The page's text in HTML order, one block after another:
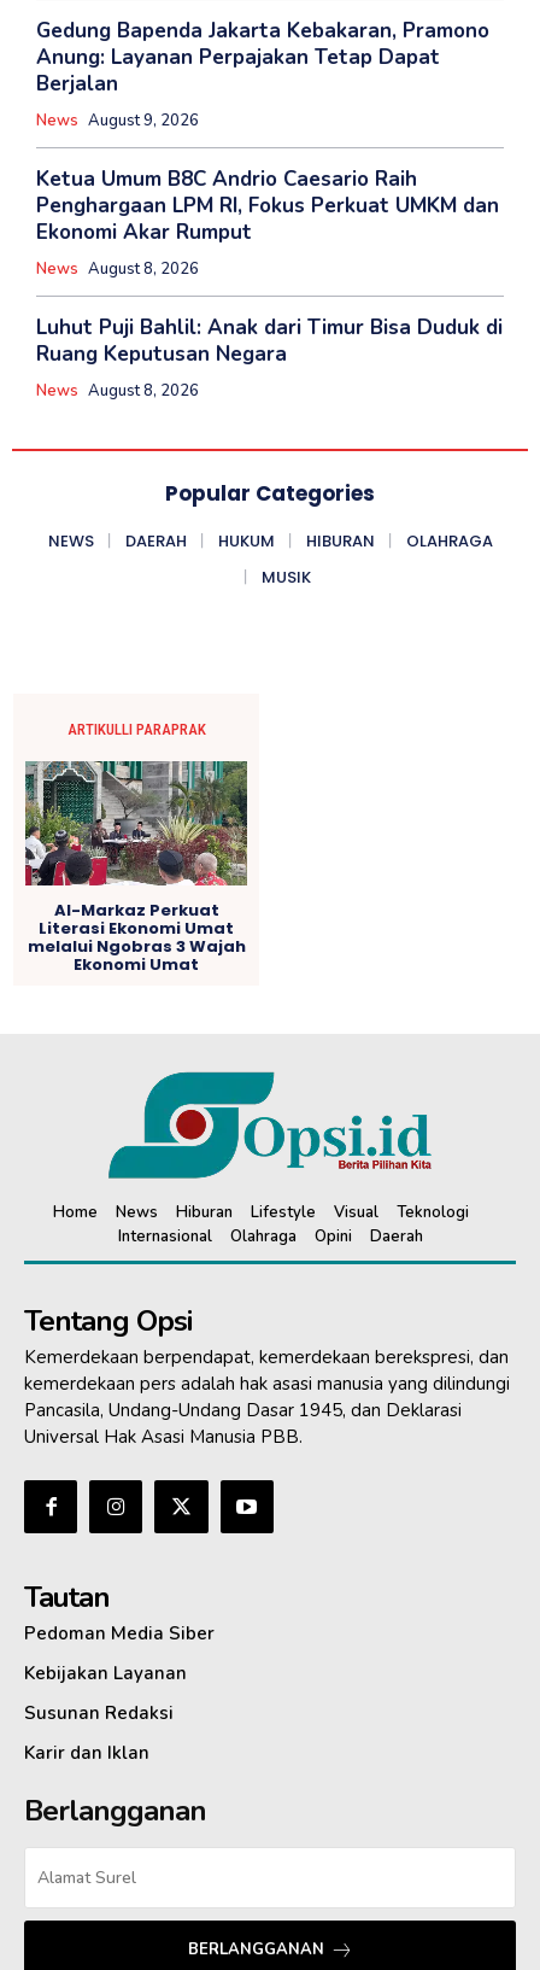
Home News Hiburan Lifestyle Visual
Teknologi
Internasional
Olahraga Opini Daerah
Tentang Opsi
Kemerdekaan berpendapat, kemerdekaan berekspresi, dan
kemerdekaan pers adalah hak asasi manusia yang dilindungi
Pancasila, Undang-Undang Dasar 1945, dan Deklarasi
Universal Hak Asasi Manusia PBB.
Tautan
Pedoman Media Siber
Kebijakan Layanan
Susunan Redaksi
Karir dan Iklan
Berlangganan
BERLANGGANAN